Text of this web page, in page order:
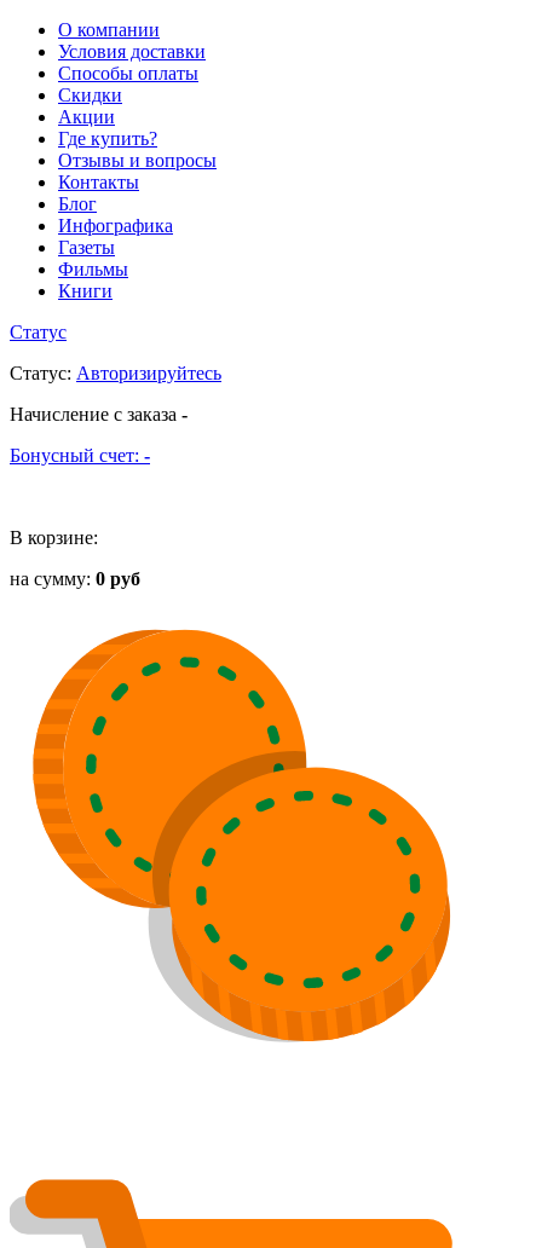
О компании
Условия доставки
Способы оплаты
Скидки
Акции
Где купить?
Отзывы и вопросы
Контакты
Блог
Инфографика
Газеты
Фильмы
Книги
Статус
Статус: Авторизируйтесь
Начисление с заказа -
Бонусный счет: -
В корзине:
на сумму: 0 руб